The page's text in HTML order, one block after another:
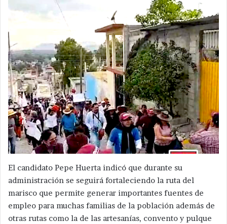
El candidato Pepe Huerta indicó que durante su
administración se seguirá fortaleciendo la ruta del
marisco que permite generar importantes fuentes de
empleo para muchas familias de la población además de
otras rutas como la de las artesanías, convento y pulque